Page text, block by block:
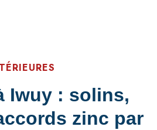
Iwuy : solins,
zinc par